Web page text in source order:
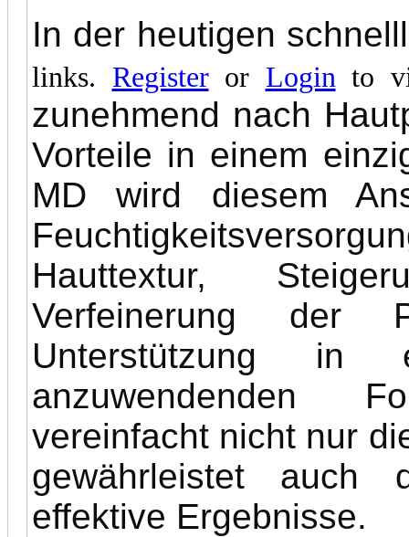
In der heutigen
links. Registeror Login to
zunehmend nach
Vorteile in einem
MD wird diesem
Hauttextur,
Verfeinerung der
Unterstützung in
anzuwendenden
vereinfacht nicht nur
gewährleistet auch
effektive Ergebnisse.